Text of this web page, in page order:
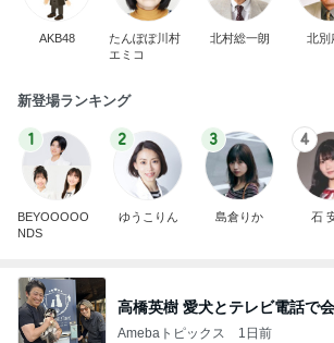
AKB48
たんぽぽ川村
エミコ
北村総一朗 北別
新登場ランキング
1
BEYOOOOO
NDS
2
ゆうこりん
3
島倉りか
4
石
高橋英樹 愛犬とテレビ電話で
Amebaトピックス 1日前